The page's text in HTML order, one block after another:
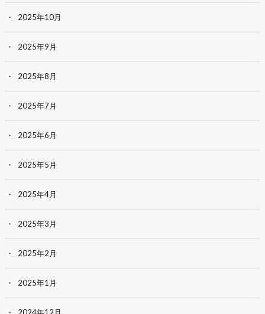
2025年10月
2025年9月
2025年8月
2025年7月
2025年6月
2025年5月
2025年4月
2025年3月
2025年2月
2025年1月